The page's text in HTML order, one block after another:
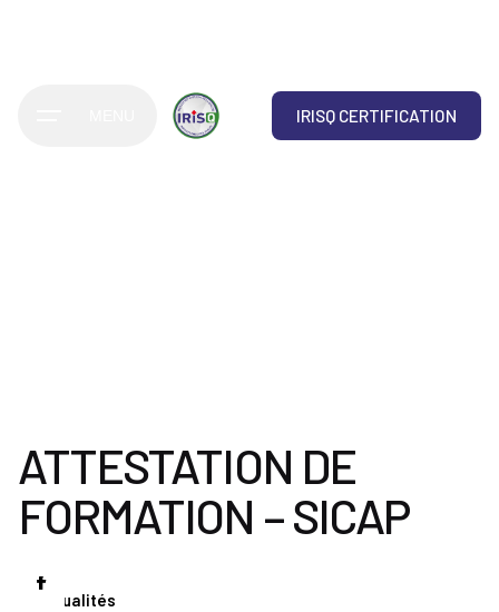
IRISQ CERTIFICATION
ATTESTATION DE
FORMATION – SICAP
Actualités